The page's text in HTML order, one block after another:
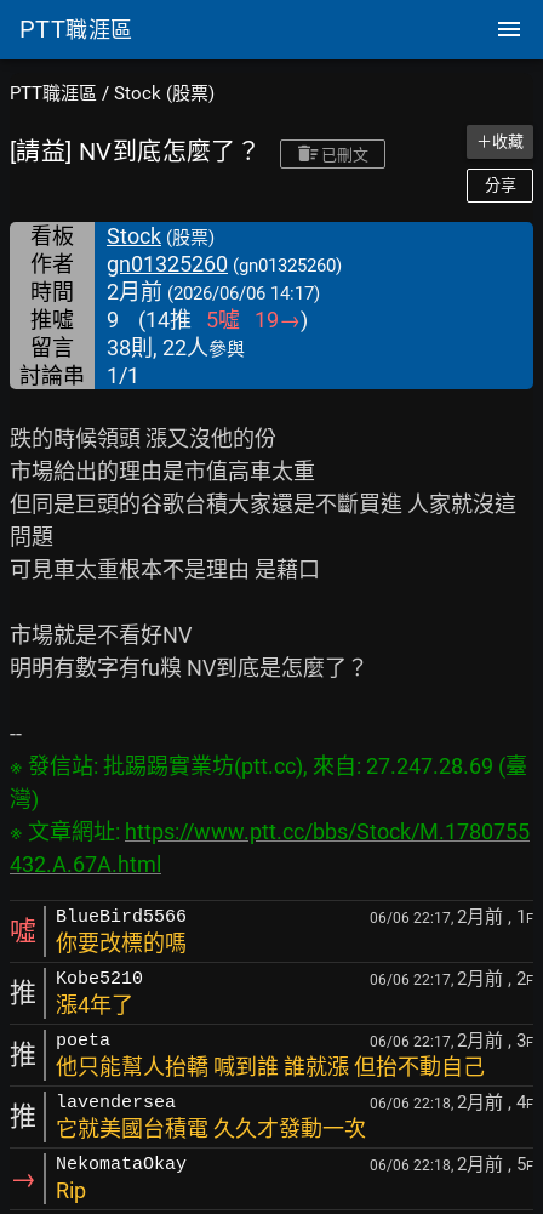
PTT職涯區
PTT職涯區 / Stock (股票)
[請益] NV到底怎麼了？ 已刪文
＋收藏
分享
看板 Stock (股票)
作者 gn01325260 (gn01325260)
時間 2月前 (2026/06/06 14:17)
推噓 9 (14推 5噓 19→)
留言
38則, 22人參與
討論串 1/1
跌的時候領頭 漲又沒他的份
市場給出的理由是市值高車太重
但同是巨頭的谷歌台積大家還是不斷買進 人家就沒這
問題
可見車太重根本不是理由 是藉口
市場就是不看好NV
明明有數字有fu糗 NV到底是怎麼了？
※ 發信站: 批踢踢實業坊(ptt.cc), 來自: 27.247.28.69 (臺
灣)
※ 文章網址: https://www.ptt.cc/bbs/Stock/M.1780755
432.A.67A.html
噓 BlueBird5566 06/06 22:17, 2月前 , 1 F
你要改標的嗎
推 Kobe5210 06/06 22:17, 2月前 , 2F
漲4年了
推 poeta 06/06 22:17, 2月前 , 3F
他只能幫人抬轎 喊到誰 誰就漲 但抬不動自己
推 lavendersea 06/06 22:18, 2月前 , 4F
它就美國台積電 久久才發動一次
→ NekomataOkay 06/06 22:18, 2月前 , 5F
Rip